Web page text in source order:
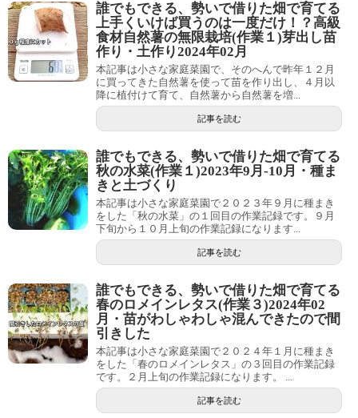
誰でもできる、勢いで借りた畑で育てる
上手くいけば買うのは一度だけ！？高級
食材自然薯の無限栽培(作業１)芽出し苗
作り・土作り2024年02月
本記事は小さな家庭菜園で、そのへんで昨年１２月
に買ってきた自然薯を使って苗を作り出し、４月以
降に植付けて育て、自然薯から自然薯を増...
記事を読む
誰でもできる、勢いで借りた畑で育てる
秋の水菜(作業１)2023年9月-10月・種ま
きと土づくり
本記事は小さな家庭菜園で２０２３年９月に種まき
をした「秋の水菜」の１回目の作業記録です。９月
下旬から１０月上旬の作業記録になります...
記事を読む
誰でもできる、勢いで借りた畑で育てる
春のロメインレタス(作業３)2024年02
月・苗がわしゃわしゃ混んできたので間
引きした
本記事は小さな家庭菜園で２０２４年１月に種まき
をした「春のロメインレタス」の３回目の作業記録
です。２月上旬の作業記録になります。 ...
記事を読む